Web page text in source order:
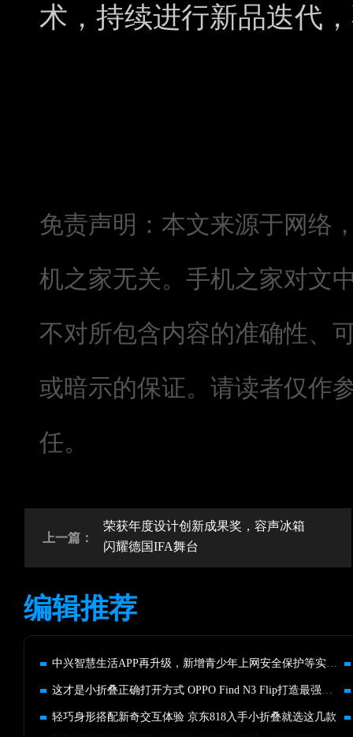
术，持续进行新品迭代
免责声明：本文来源于网络
机之家无关。手机之家对文
不对所包含内容的准确性、
或暗示的保证。请读者仅作
任。
上一篇：
荣获年度设计创新成果奖，容声冰箱
闪耀德国IFA舞台
编辑推荐
中兴智慧生活APP再升级，新增青少年上网安全保护等实用功能
这才是小折叠正确打开方式 OPPO Find N3 Flip打造最强小外屏
轻巧身形搭配新奇交互体验 京东818入手小折叠就选这几款